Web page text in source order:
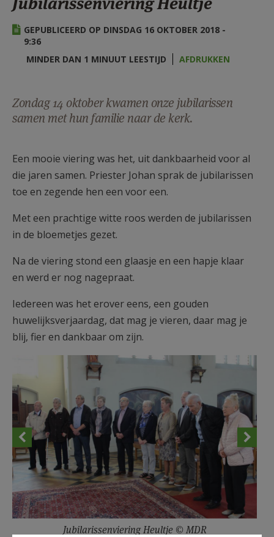
AANMELDEN OF REGISTREREN
GEPUBLICEERD OP DINSDAG 16 OKTOBER 2018 -
9:36
MINDER DAN 1 MINUUT LEESTIJD
AFDRUKKEN
Zondag 14 oktober kwamen onze jubilarissen
samen met hun familie naar de kerk.
Een mooie viering was het, uit dankbaarheid voor al
die jaren samen. Priester Johan sprak de jubilarissen
toe en zegende hen een voor een.
Met een prachtige witte roos werden de jubilarissen
in de bloemetjes gezet.
Na de viering stond een glaasje en een hapje klaar
en werd er nog nagepraat.
Iedereen was het erover eens, een gouden
huwelijksverjaardag, dat mag je vieren, daar mag je
blij, fier en dankbaar om zijn.
Jubilarissenviering Heultje © MDR